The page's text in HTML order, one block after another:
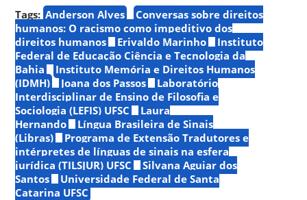
Tags: Anderson Alves
Conversas sobre direitos
humanos: O racismo como impeditivo dos
direitos humanos
Erivaldo Marinho
Instituto
Federal de Educação Ciência e Tecnologia da
Bahia
Instituto Memória e Direitos Humanos
(IDMH)
Joana dos Passos
Laboratório
Interdisciplinar de Ensino de Filosofia e
Sociologia (LEFIS) UFSC
Laura
Hernando
Língua Brasileira de Sinais
(Libras)
Programa de Extensão Tradutores e
intérpretes de línguas de sinais na esfera
jurídica (TILSJUR) UFSC
Silvana Aguiar dos
Santos
Universidade Federal de Santa
Catarina UFSC